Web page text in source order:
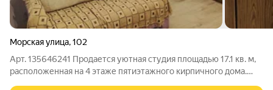
Морская улица,102
Арт. 135646241 Продается уютная студия площадью 17.1 кв. м,
расположенная на 4 этаже пятиэтажного кирпичного дома.